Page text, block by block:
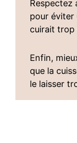
Respectez
pour éviter
cuirait trop
Enfin,
que la
le laisser